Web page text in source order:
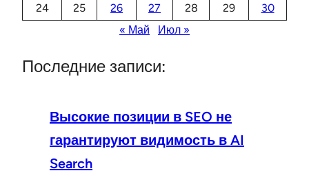
24
25 26 27 28 29
30
« Май
Июл »
Последние записи:
Высокие позиции в SEO не
гарантируют видимость в AI
Search